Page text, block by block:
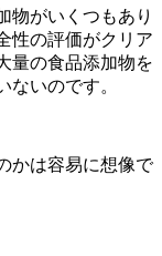
物がいくつもあり
性の評価がクリア
量の食品添加物を
いのです。
かは容易に想像で